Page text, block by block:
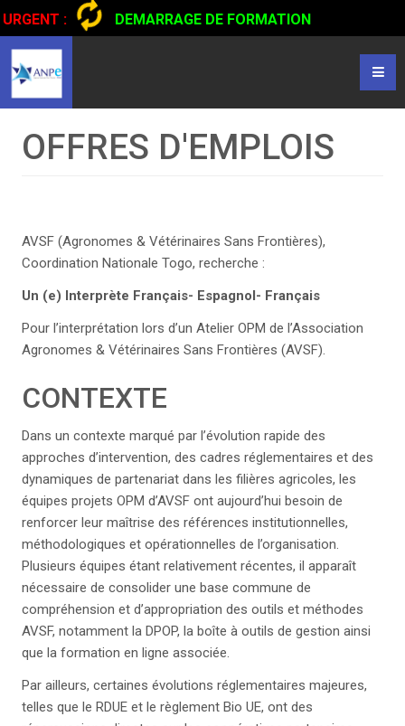
URGENT :
DEMARRAGE DE FORMATION
CERTIFIANTE EN CONDUITE DE CAMIONS...CLIQUER POUR
LIRE
OFFRES D'EMPLOIS
AVSF (Agronomes & Vétérinaires Sans Frontières),
Coordination Nationale Togo, recherche :
Un (e) Interprète Français- Espagnol- Français
Pour l’interprétation lors d’un Atelier OPM de l’Association
Agronomes & Vétérinaires Sans Frontières (AVSF).
CONTEXTE
Dans un contexte marqué par l’évolution rapide des
approches d’intervention, des cadres réglementaires et des
dynamiques de partenariat dans les filières agricoles, les
équipes projets OPM d’AVSF ont aujourd’hui besoin de
renforcer leur maîtrise des références institutionnelles,
méthodologiques et opérationnelles de l’organisation.
Plusieurs équipes étant relativement récentes, il apparaît
nécessaire de consolider une base commune de
compréhension et d’appropriation des outils et méthodes
AVSF, notamment la DPOP, la boîte à outils de gestion ainsi
que la formation en ligne associée.
Par ailleurs, certaines évolutions réglementaires majeures,
telles que le RDUE et le règlement Bio UE, ont des